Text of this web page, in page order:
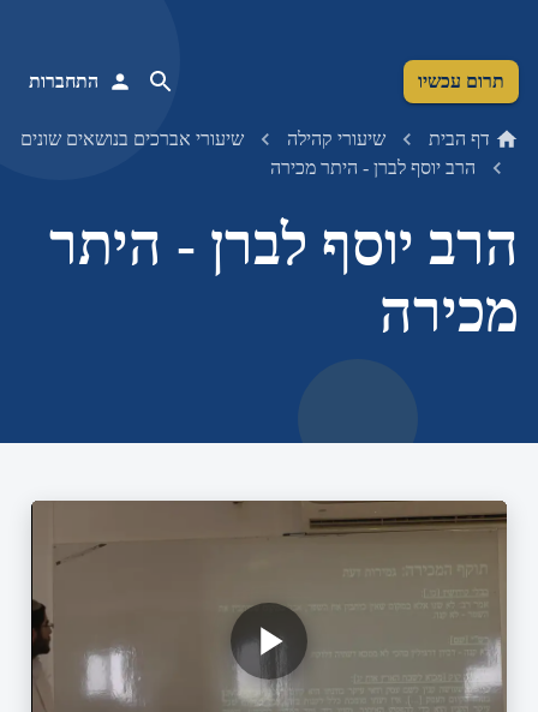
תרום עכשיו התחברות
דף הבית שיעורי קהילה
שיעורי אברכים בנושאים שונים
הרב יוסף לברן - היתר מכירה
הרב יוסף לברן - היתר
מכירה